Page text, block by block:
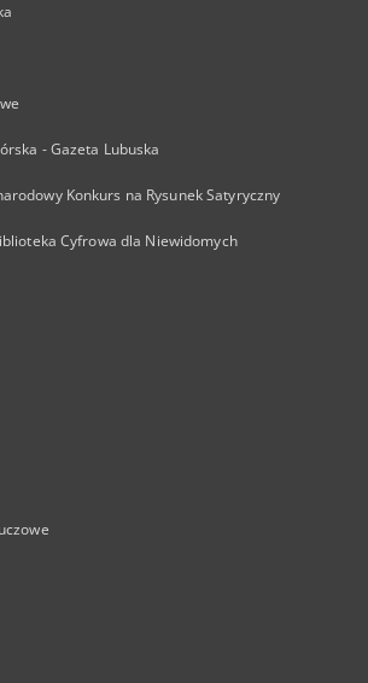
- Gazeta Lubuska
Konkurs na Rysunek Satyryczny
Cyfrowa dla Niewidomych